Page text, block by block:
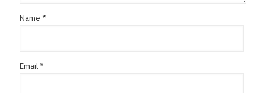
Name *
Email *